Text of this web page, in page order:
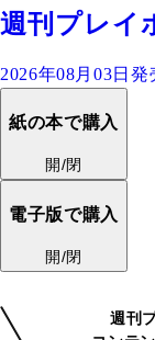
週刊プレイ
2026年08月03日発
紙の本で購入
開/閉
電子版で購入
開/閉
週刊